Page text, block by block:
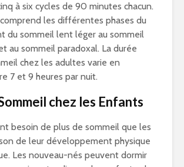
à six cycles de 90 minutes chacun.
les différentes phases du
du sommeil lent léger au sommeil
au sommeil paradoxal. La durée
chez les adultes varie en
7 et 9 heures par nuit.
chez les Enfants
besoin de plus de sommeil que les
de leur développement physique
Les nouveau-nés peuvent dormir